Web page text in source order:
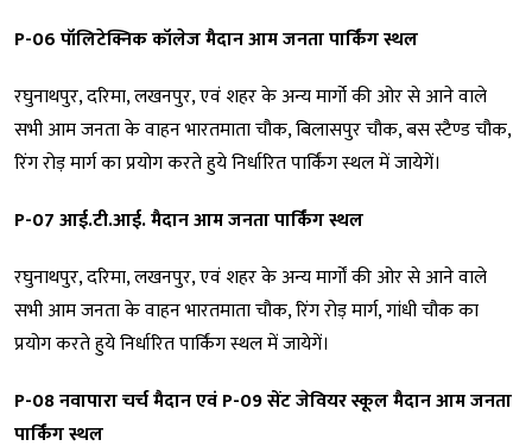
P-06 पॉलिटेक्निक कॉलेज मैदान आम जनता पार्किंग स्थल
रघुनाथपुर, दरिमा, लखनपुर, एवं शहर के अन्य मार्गो की ओर से आने वाले
सभी आम जनता के वाहन भारतमाता चौक, बिलासपुर चौक, बस स्टैण्ड चौक,
रिंग रोड़ मार्ग का प्रयोग करते हुये निर्धारित पार्किंग स्थल में जायेगें।
P-07 आई.टी.आई. मैदान आम जनता पार्किंग स्थल
रघुनाथपुर, दरिमा, लखनपुर, एवं शहर के अन्य मार्गों की ओर से आने वाले
सभी आम जनता के वाहन भारतमाता चौक, रिंग रोड़ मार्ग, गांधी चौक का
प्रयोग करते हुये निर्धारित पार्किंग स्थल में जायेगें।
P-08 नवापारा चर्च मैदान एवं P-09 सेंट जेवियर स्कूल मैदान आम जनता
पार्किंग स्थल